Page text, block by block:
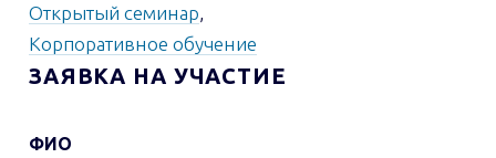
Открытый семинар,
Корпоративное обучение
ЗАЯВКА НА УЧАСТИЕ
Контактная
ФИО